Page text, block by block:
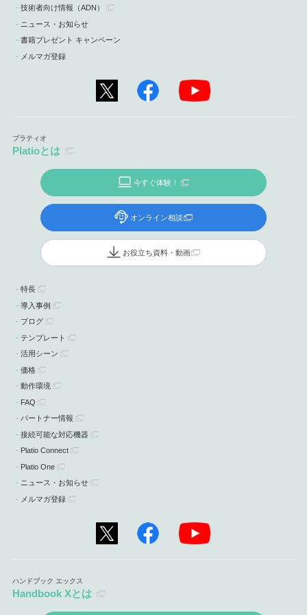
技術者向け情報 （ADN）
ニュース・お知らせ
書籍プレゼント キャンペーン
メルマガ登録
Platioとは
今すぐ体験！
オンライン相談
お役立ち資料・動画
特長
導入事例
ブログ
テンプレート
活用シーン
価格
動作環境
FAQ
パートナー情報
接続可能な対応機器
Platio Connect
Platio One
ニュース・お知らせ
メルマガ登録
Handbook Xとは